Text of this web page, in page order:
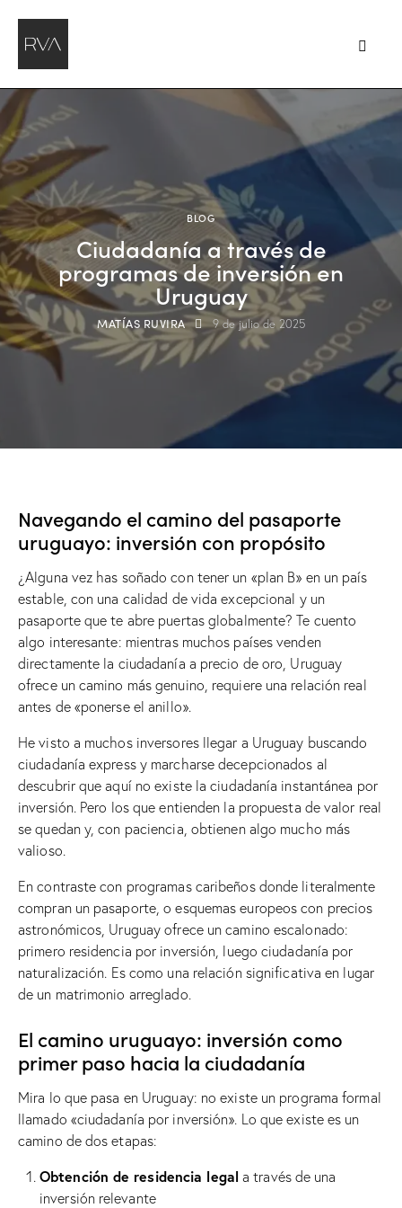
BLOG
Ciudadanía a través de
programas de inversión en
Uruguay
MATÍAS RUVIRA 9 de julio de 2025
Navegando el camino del pasaporte
uruguayo: inversión con propósito
¿Alguna vez has soñado con tener un «plan B» en un país
estable, con una calidad de vida excepcional y un
pasaporte que te abre puertas globalmente? Te cuento
algo interesante: mientras muchos países venden
directamente la ciudadanía a precio de oro, Uruguay
ofrece un camino más genuino, requiere una relación real
antes de «ponerse el anillo».
He visto a muchos inversores llegar a Uruguay buscando
ciudadanía express y marcharse decepcionados al
descubrir que aquí no existe la ciudadanía instantánea por
inversión. Pero los que entienden la propuesta de valor real
se quedan y, con paciencia, obtienen algo mucho más
valioso.
En contraste con programas caribeños donde literalmente
compran un pasaporte, o esquemas europeos con precios
astronómicos, Uruguay ofrece un camino escalonado:
primero residencia por inversión, luego ciudadanía por
naturalización. Es como una relación significativa en lugar
de un matrimonio arreglado.
El camino uruguayo: inversión como
primer paso hacia la ciudadanía
Mira lo que pasa en Uruguay: no existe un programa formal
llamado «ciudadanía por inversión». Lo que existe es un
camino de dos etapas:
Obtención de residencia legal a través de una
inversión relevante